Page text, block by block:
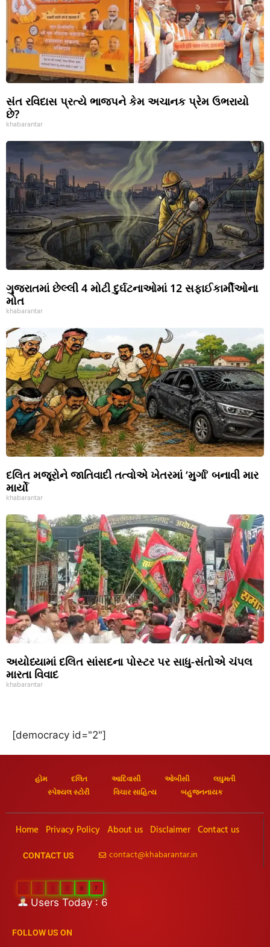
સંત રવિદાસ પ્રત્યે ભાજપને કેમ અચાનક પ્રેમ ઉભરાયો
છે?
khabarantar
ગુજરાતમાં છેલ્લી 4 મોટી દુર્ઘટનાઓમાં 12 સફાઈકાર્મીઓના
મોત
khabarantar
દલિત મજૂરોને જાતિવાદી તત્વોએ ખેતરમાં ‘મુર્ગા’ બનાવી માર
માર્યો
khabarantar
અયોધ્યામાં દલિત સાંસદના પોસ્ટર પર સાધુ-સંતોએ ચંપલ
મારતા વિવાદ
khabarantar
[democracy id="2"]
હોમ દલિત આદિવાસી ઓબીસી
લઘુમતી
સ્પેશ્યલ સ્ટોરી
વિચાર સાહિત્ય બહુજનનાયક
Home Privacy Policy About us Disclaimer Contact us
CONTACT US contact@khabarantar.in
1 2 2 0 7
Users Today : 6
FOLLOW US ON